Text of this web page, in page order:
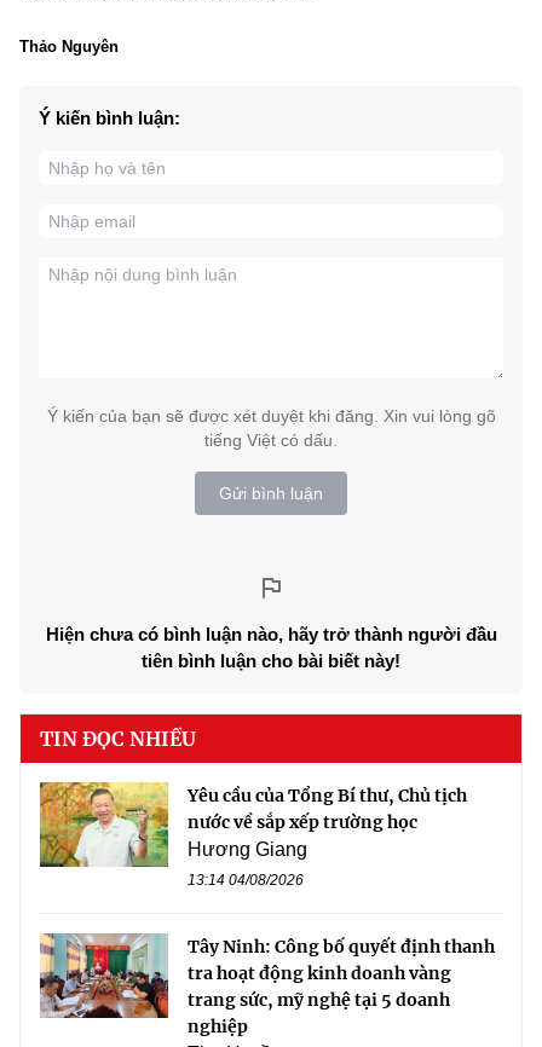
Thảo Nguyên
Ý kiến bình luận:
Ý kiến của bạn sẽ được xét duyệt khi đăng. Xin vui lòng gõ
tiếng Việt có dấu.
Gửi bình luận
Hiện chưa có bình luận nào, hãy trở thành người đầu
tiên bình luận cho bài biết này!
TIN ĐỌC NHIỀU
Yêu cầu của Tổng Bí thư, Chủ tịch
nước về sắp xếp trường học
Hương Giang
13:14 04/08/2026
Tây Ninh: Công bố quyết định thanh
tra hoạt động kinh doanh vàng
trang sức, mỹ nghệ tại 5 doanh
nghiệp